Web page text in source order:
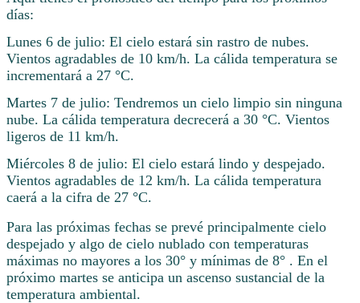
días:
Lunes 6 de julio: El cielo estará sin rastro de nubes.
Vientos agradables de 10 km/h. La cálida temperatura se
incrementará a 27 °C.
Martes 7 de julio: Tendremos un cielo limpio sin ninguna
nube. La cálida temperatura decrecerá a 30 °C. Vientos
ligeros de 11 km/h.
Miércoles 8 de julio: El cielo estará lindo y despejado.
Vientos agradables de 12 km/h. La cálida temperatura
caerá a la cifra de 27 °C.
Para las próximas fechas se prevé principalmente cielo
despejado y algo de cielo nublado con temperaturas
máximas no mayores a los 30° y mínimas de 8° . En el
próximo martes se anticipa un ascenso sustancial de la
temperatura ambiental.